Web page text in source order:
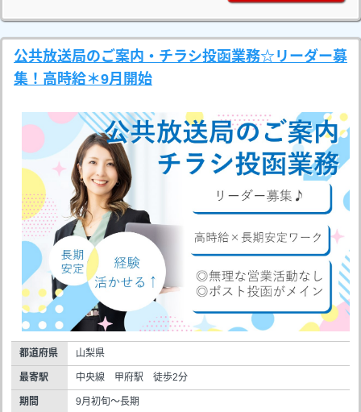
公共放送局のご案内・チラシ投函業務☆リーダー募
集！高時給＊9月開始
都道府県 山梨県
最寄駅 中央線 甲府駅 徒歩2分
期間 9月初旬～長期